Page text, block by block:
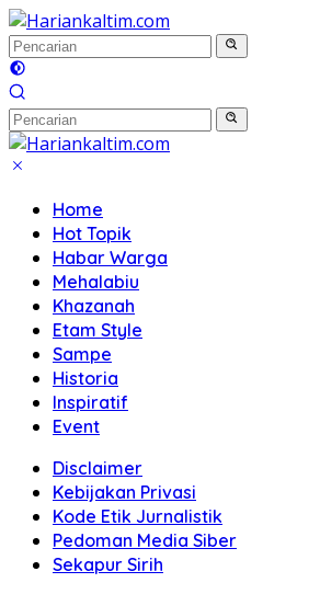
Langsung
ke
konten
Home
Hot Topik
Habar Warga
Mehalabiu
Khazanah
Etam Style
Sampe
Historia
Inspiratif
Event
Disclaimer
Kebijakan Privasi
Kode Etik Jurnalistik
Pedoman Media Siber
Sekapur Sirih